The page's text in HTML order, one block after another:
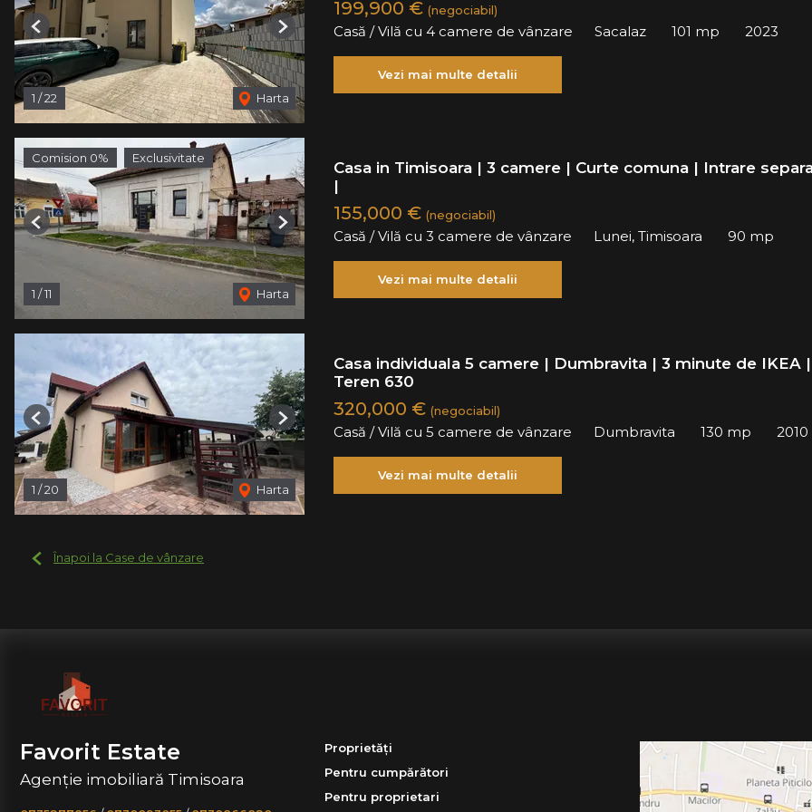
1 /22 Harta
Previous Next
199,900 € (negociabil)
Casă / Vilă cu 4 camere de vânzare Sacalaz 101 mp 2023
Vezi mai multe detalii
Comision 0% Exclusivitate
1 /11 Harta
Previous Next
Casa in Timisoara | 3 camere | Curte comuna | Intrare
|
155,000 € (negociabil)
Casă / Vilă cu 3 camere de vânzare Lunei, Timisoara 90 mp
Vezi mai multe detalii
1 /20 Harta
Previous Next
Casa individuala 5 camere | Dumbravita | 3 minute de IKEA |
Teren 630
320,000 € (negociabil)
Casă / Vilă cu 5 camere de vânzare Dumbravita 130 mp 2010
Vezi mai multe detalii
Înapoi la Case de vânzare
Favorit Estate
Agenție imobiliară Timisoara
Proprietăți
Pentru cumpărători
Pentru proprietari